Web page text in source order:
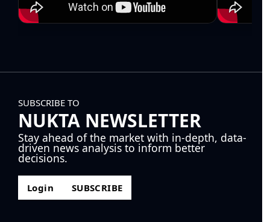
SUBSCRIBE TO
NUKTA NEWSLETTER
Stay ahead of the market with in-depth, data-
driven news analysis to inform better
decisions.
Login SUBSCRIBE